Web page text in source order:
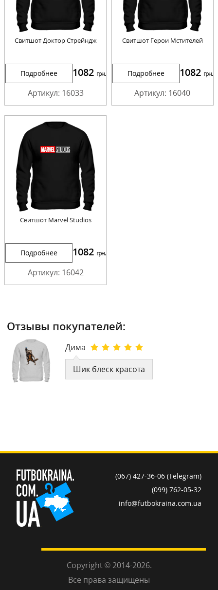
Cвитшот Доктор Стрейндж
Подробнее 1082 грн.
Артикул: 16033
Cвитшот Герои Мстителей
Подробнее 1082 грн.
Артикул: 16040
Cвитшот Marvel Studios
Подробнее 1082 грн.
Артикул: 16042
Отзывы покупателей:
Дима
Шик блеск красота
(067) 427-36-06 (Telegram)
(099) 762-05-32
info@futbokraina.com.ua
Copyright © 2014-2026.
Все права защищены